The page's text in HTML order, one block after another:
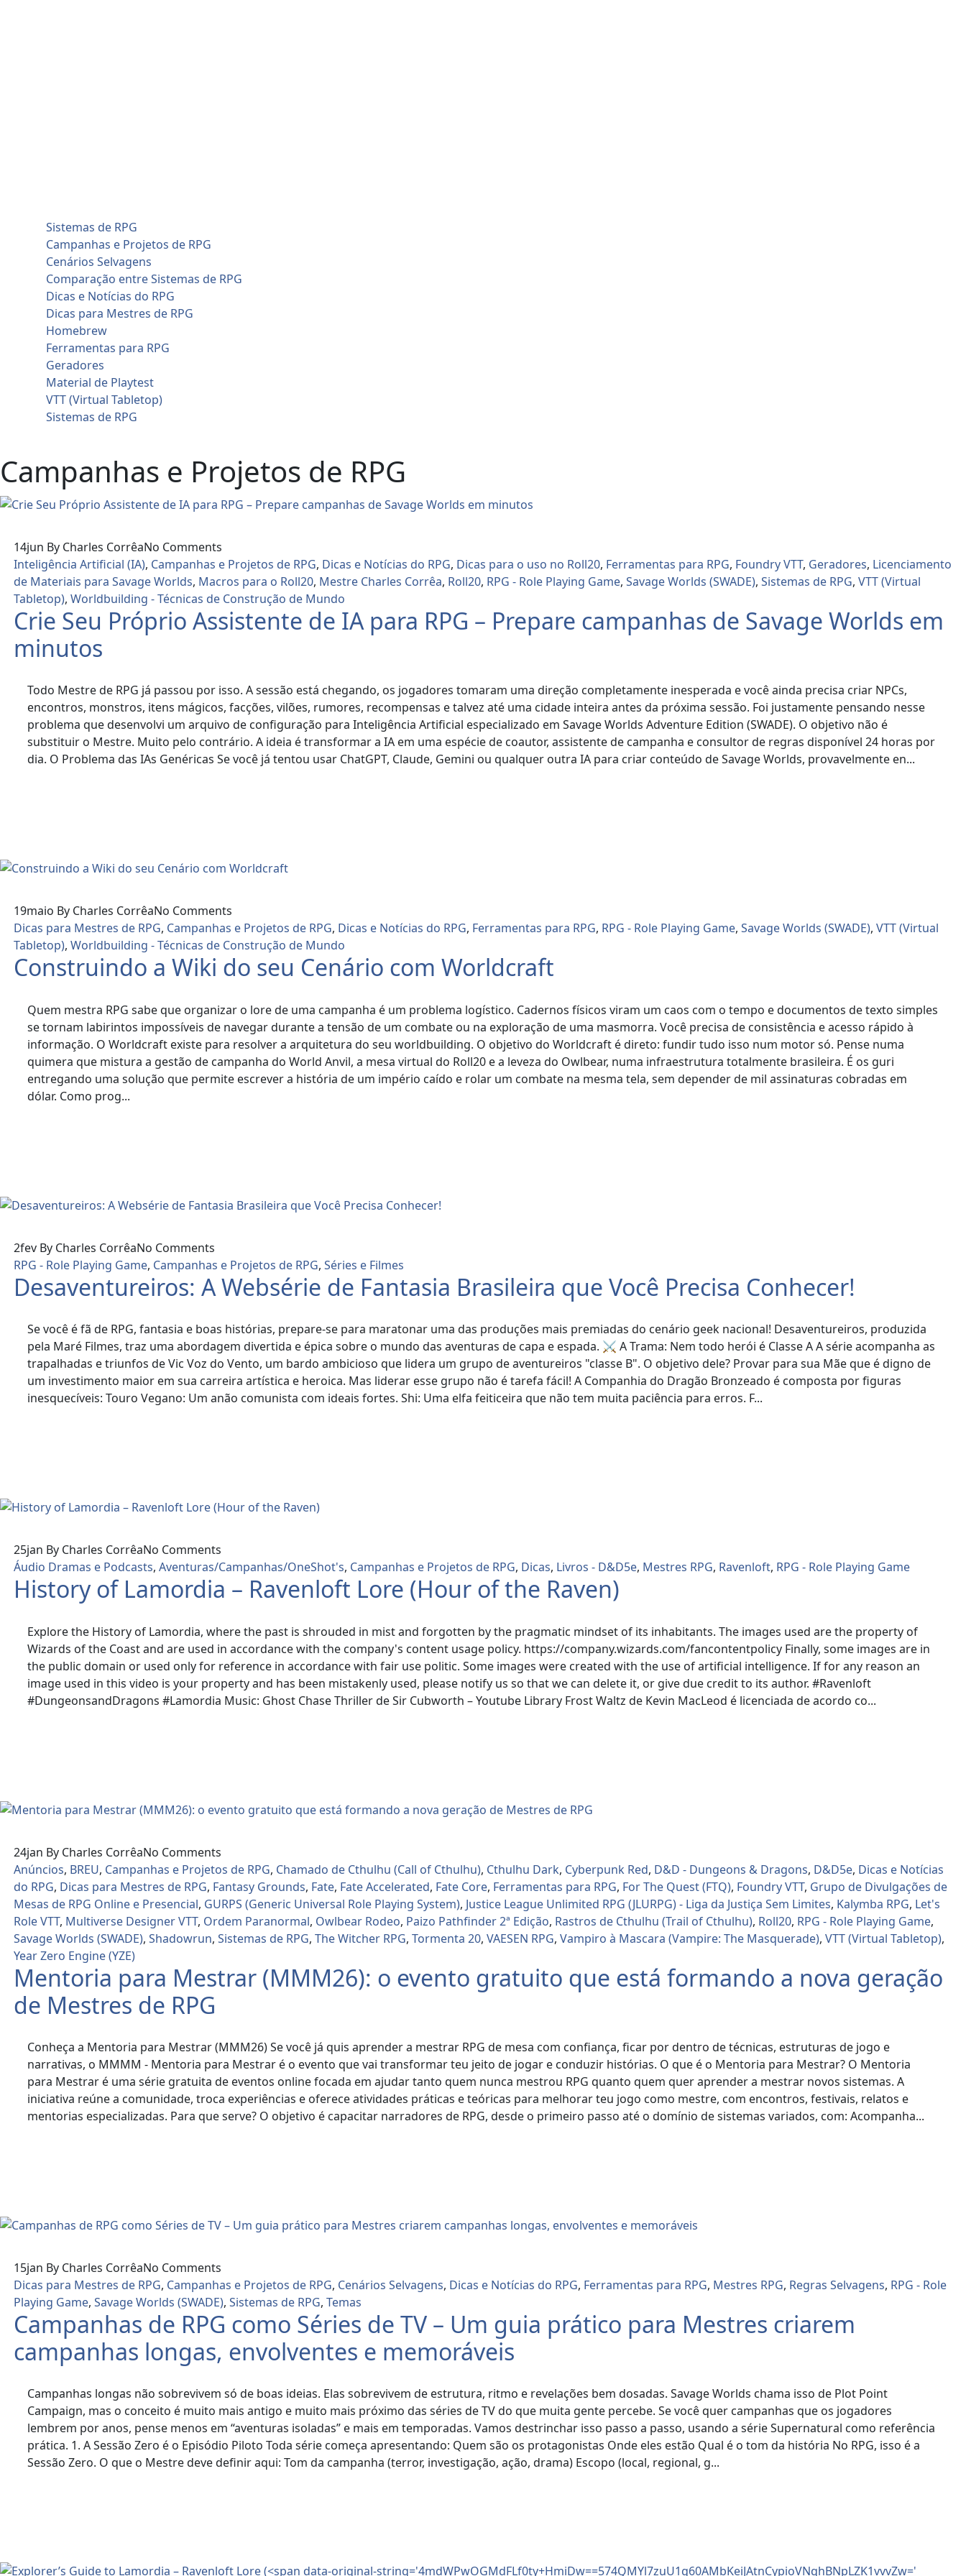
Sistemas de RPG
Campanhas e Projetos de RPG
Cenários Selvagens
Comparação entre Sistemas de RPG
Dicas e Notícias do RPG
Dicas para Mestres de RPG
Homebrew
Ferramentas para RPG
Geradores
Material de Playtest
VTT (Virtual Tabletop)
Sistemas de RPG
Campanhas e Projetos de RPG
14jun By Charles CorrêaNo Comments
Inteligência Artificial (IA), Campanhas e Projetos de RPG, Dicas e Notícias do RPG, Dicas para o uso no Roll20, Ferramentas para RPG, Foundry VTT, Geradores, Licenciamento
de Materiais para Savage Worlds, Macros para o Roll20, Mestre Charles Corrêa, Roll20, RPG - Role Playing Game,Savage Worlds (SWADE),Sistemas de RPG,VTT (Virtual
Tabletop),Worldbuilding - Técnicas de Construção de Mundo
Crie Seu Próprio Assistente de IA para RPG – Prepare campanhas de Savage Worlds em
minutos
Todo Mestre de RPG já passou por isso. A sessão está chegando, os jogadores tomaram uma direção completamente inesperada e você ainda precisa criar NPCs,
encontros, monstros, itens mágicos, facções, vilões, rumores, recompensas e talvez até uma cidade inteira antes da próxima sessão. Foi justamente pensando nesse
problema que desenvolvi um arquivo de configuração para Inteligência Artificial especializado em Savage Worlds Adventure Edition (SWADE). O objetivo não é
substituir o Mestre. Muito pelo contrário. A ideia é transformar a IA em uma espécie de coautor, assistente de campanha e consultor de regras disponível 24 horas por
dia. O Problema das IAs Genéricas Se você já tentou usar ChatGPT, Claude, Gemini ou qualquer outra IA para criar conteúdo de Savage Worlds, provavelmente en...
19maio By Charles CorrêaNo Comments
Dicas para Mestres de RPG, Campanhas e Projetos de RPG, Dicas e Notícias do RPG, Ferramentas para RPG, RPG - Role Playing Game,Savage Worlds (SWADE),VTT (Virtual
Tabletop),Worldbuilding - Técnicas de Construção de Mundo
Construindo a Wiki do seu Cenário com Worldcraft
Quem mestra RPG sabe que organizar o lore de uma campanha é um problema logístico. Cadernos físicos viram um caos com o tempo e documentos de texto simples
se tornam labirintos impossíveis de navegar durante a tensão de um combate ou na exploração de uma masmorra. Você precisa de consistência e acesso rápido à
informação. O Worldcraft existe para resolver a arquitetura do seu worldbuilding. O objetivo do Worldcraft é direto: fundir tudo isso num motor só. Pense numa
quimera que mistura a gestão de campanha do World Anvil, a mesa virtual do Roll20 e a leveza do Owlbear, numa infraestrutura totalmente brasileira. É os guri
entregando uma solução que permite escrever a história de um império caído e rolar um combate na mesma tela, sem depender de mil assinaturas cobradas em
dólar. Como prog...
2fev By Charles CorrêaNo Comments
RPG - Role Playing Game, Campanhas e Projetos de RPG,Séries e Filmes
Desaventureiros: A Websérie de Fantasia Brasileira que Você Precisa Conhecer!
Se você é fã de RPG, fantasia e boas histórias, prepare-se para maratonar uma das produções mais premiadas do cenário geek nacional! Desaventureiros, produzida
pela Maré Filmes, traz uma abordagem divertida e épica sobre o mundo das aventuras de capa e espada. ⚔️ A Trama: Nem todo herói é Classe A A série acompanha as
trapalhadas e triunfos de Vic Voz do Vento, um bardo ambicioso que lidera um grupo de aventureiros "classe B". O objetivo dele? Provar para sua Mãe que é digno de
um investimento maior em sua carreira artística e heroica. Mas liderar esse grupo não é tarefa fácil! A Companhia do Dragão Bronzeado é composta por figuras
inesquecíveis: Touro Vegano: Um anão comunista com ideais fortes. Shi: Uma elfa feiticeira que não tem muita paciência para erros. F...
25jan By Charles CorrêaNo Comments
Áudio Dramas e Podcasts,Aventuras/Campanhas/OneShot's, Campanhas e Projetos de RPG, Dicas, Livros - D&D5e, Mestres RPG, Ravenloft, RPG - Role Playing Game
History of Lamordia – Ravenloft Lore (Hour of the Raven)
Explore the History of Lamordia, where the past is shrouded in mist and forgotten by the pragmatic mindset of its inhabitants. The images used are the property of
Wizards of the Coast and are used in accordance with the company's content usage policy. https://company.wizards.com/fancontentpolicy Finally, some images are in
the public domain or used only for reference in accordance with fair use politic. Some images were created with the use of artificial intelligence. If for any reason an
image used in this video is your property and has been mistakenly used, please notify us so that we can delete it, or give due credit to its author. #Ravenloft
#DungeonsandDragons #Lamordia Music: Ghost Chase Thriller de Sir Cubworth – Youtube Library Frost Waltz de Kevin MacLeod é licenciada de acordo co...
24jan By Charles CorrêaNo Comments
Anúncios, BREU, Campanhas e Projetos de RPG, Chamado de Cthulhu (Call of Cthulhu), Cthulhu Dark, Cyberpunk Red, D&D - Dungeons & Dragons, D&D5e, Dicas e Notícias
do RPG, Dicas para Mestres de RPG, Fantasy Grounds, Fate, Fate Accelerated, Fate Core, Ferramentas para RPG, For The Quest (FTQ), Foundry VTT, Grupo de Divulgações de
Mesas de RPG Online e Presencial, GURPS (Generic Universal Role Playing System), Justice League Unlimited RPG (JLURPG) - Liga da Justiça Sem Limites, Kalymba RPG, Let's
Role VTT, Multiverse Designer VTT, Ordem Paranormal, Owlbear Rodeo, Paizo Pathfinder 2ª Edição, Rastros de Cthulhu (Trail of Cthulhu), Roll20, RPG - Role Playing Game,
Savage Worlds (SWADE),Shadowrun,Sistemas de RPG,The Witcher RPG,Tormenta 20,VAESEN RPG,Vampiro à Mascara (Vampire: The Masquerade),VTT (Virtual Tabletop),
Year Zero Engine (YZE)
Mentoria para Mestrar (MMM26): o evento gratuito que está formando a nova geração
de Mestres de RPG
Conheça a Mentoria para Mestrar (MMM26) Se você já quis aprender a mestrar RPG de mesa com confiança, ficar por dentro de técnicas, estruturas de jogo e
narrativas, o MMMM - Mentoria para Mestrar é o evento que vai transformar teu jeito de jogar e conduzir histórias. O que é o Mentoria para Mestrar? O Mentoria
para Mestrar é uma série gratuita de eventos online focada em ajudar tanto quem nunca mestrou RPG quanto quem quer aprender a mestrar novos sistemas. A
iniciativa reúne a comunidade, troca experiências e oferece atividades práticas e teóricas para melhorar teu jogo como mestre, com encontros, festivais, relatos e
mentorias especializadas. Para que serve? O objetivo é capacitar narradores de RPG, desde o primeiro passo até o domínio de sistemas variados, com: Acompanha...
15jan By Charles CorrêaNo Comments
Dicas para Mestres de RPG, Campanhas e Projetos de RPG, Cenários Selvagens, Dicas e Notícias do RPG, Ferramentas para RPG, Mestres RPG, Regras Selvagens, RPG - Role
Playing Game,Savage Worlds (SWADE),Sistemas de RPG,Temas
Campanhas de RPG como Séries de TV – Um guia prático para Mestres criarem
campanhas longas, envolventes e memoráveis
Campanhas longas não sobrevivem só de boas ideias. Elas sobrevivem de estrutura, ritmo e revelações bem dosadas. Savage Worlds chama isso de Plot Point
Campaign, mas o conceito é muito mais antigo e muito mais próximo das séries de TV do que muita gente percebe. Se você quer campanhas que os jogadores
lembrem por anos, pense menos em “aventuras isoladas” e mais em temporadas. Vamos destrinchar isso passo a passo, usando a série Supernatural como referência
prática. 1. A Sessão Zero é o Episódio Piloto Toda série começa apresentando: Quem são os protagonistas Onde eles estão Qual é o tom da história No RPG, isso é a
Sessão Zero. O que o Mestre deve definir aqui: Tom da campanha (terror, investigação, ação, drama) Escopo (local, regional, g...